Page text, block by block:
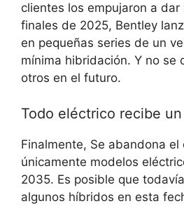
clientes los empujaron a dar
finales de 2025, Bentley
en pequeñas series de un
mínima hibridación. Y no se
otros en el futuro.
Todo eléctrico recibe
Finalmente, Se abandona
únicamente modelos
2035. Es posible que
algunos híbridos en esta